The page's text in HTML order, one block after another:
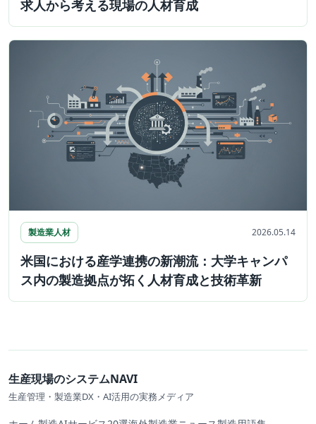
求人から考える現場の人材育成
製造業人材 2026.05.14
米国における産学連携の新潮流：大学キャンパ
ス内の製造拠点が拓く人材育成と技術革新
生産現場のシステムNAVI
生産管理・製造業DX・AI活用の実務メディア